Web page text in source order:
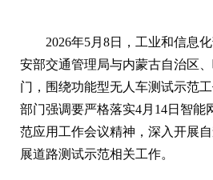
2026年5月8日，工业和信息
安部交通管理局与内蒙古自治区
门，围绕功能型无人车测试示范
部门强调要严格落实4月14日智能
范应用工作会议精神，深入开展
展道路测试示范相关工作。